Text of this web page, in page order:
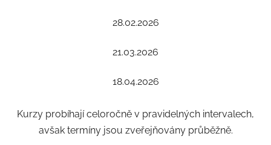
28.02.2026
21.03.2026
18.04.2026
Kurzy probíhají celoročně v pravidelných intervalech,
avšak termíny jsou zveřejňovány průběžně.